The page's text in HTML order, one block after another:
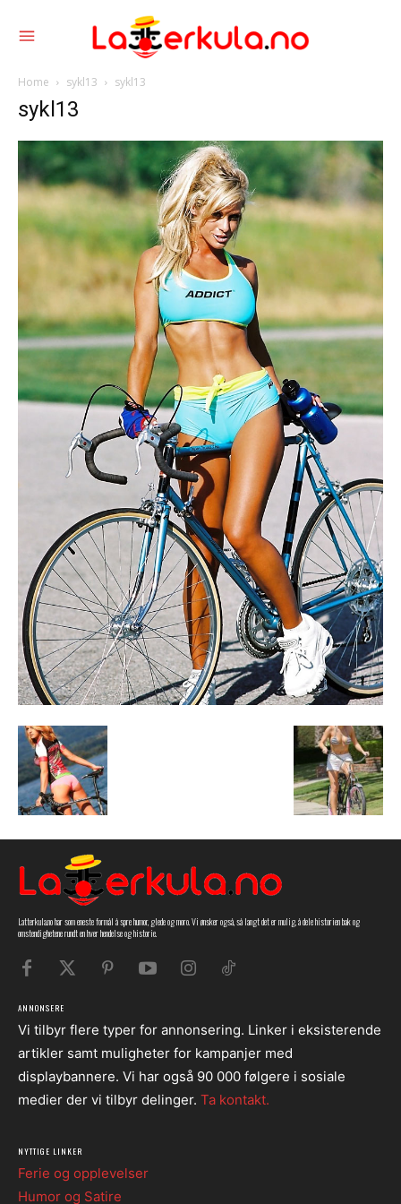
Home sykl13 sykl13
sykl13
Latterkula.no har som eneste formål å spre humor, glede og moro. Vi ønsker også, så langt det er mulig, å dele historien bak og
omstendighetene rundt en hver hendelse og historie.
ANNONSERE
Vi tilbyr flere typer for annonsering. Linker i eksisterende
artikler samt muligheter for kampanjer med
displaybannere. Vi har også 90 000 følgere i sosiale
medier der vi tilbyr delinger. Ta kontakt.
NYTTIGE LINKER
Ferie og opplevelser
Humor og Satire